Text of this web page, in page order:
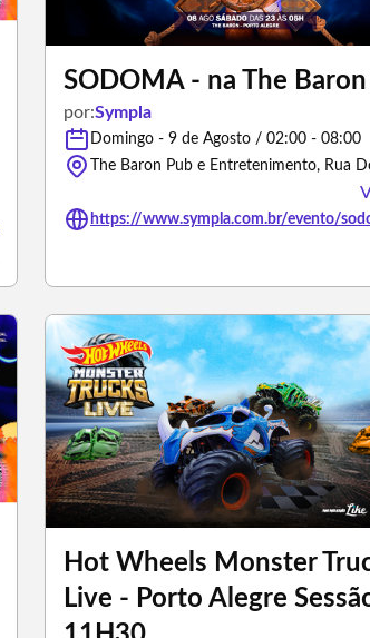
SODOMA - na The Baron
por:Sympla
Domingo - 9 de Agosto / 02:00 - 08:00
Hot Wheels Monster
Live - Porto Alegre